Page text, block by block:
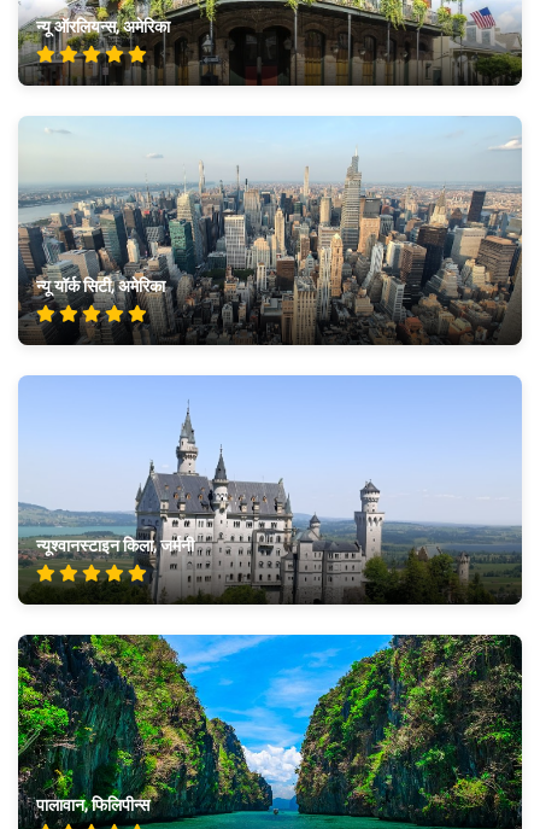
न्यू ऑरलियन्स, अमेरिका
न्यू यॉर्क सिटी, अमेरिका
न्यूश्वानस्टाइन किला, जर्मनी
पालावान, फिलिपीन्स